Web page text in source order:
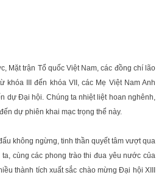
Mặt trận Tổ quốc Việt Nam, các đồng chí lão
III đến khóa VII, các Mẹ Việt Nam Anh
dự Đại hội. Chúng ta nhiệt liệt hoan nghênh,
dự phiên khai mạc trọng thể này.
không ngừng, tinh thần quyết tâm vượt qua
cùng các phong trào thi đua yêu nước của
thành tích xuất sắc chào mừng Đại hội XIII